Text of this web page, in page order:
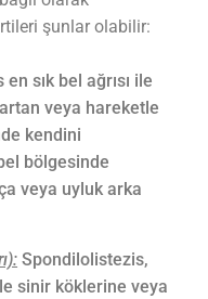
şunlar olabilir:
sık bel ağrısı ile
veya hareketle
kendini
bölgesinde
veya uyluk arka
Spondilolistezis,
sinir köklerine veya